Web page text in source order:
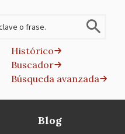
Histórico
Buscador
Búsqueda avanzada
Blog